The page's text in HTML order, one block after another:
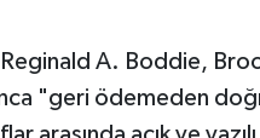
Reginald A. Boddie,
"geri ödemeden